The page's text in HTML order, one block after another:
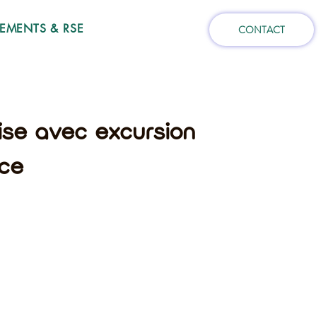
& RSE CONTACT
avec excursion